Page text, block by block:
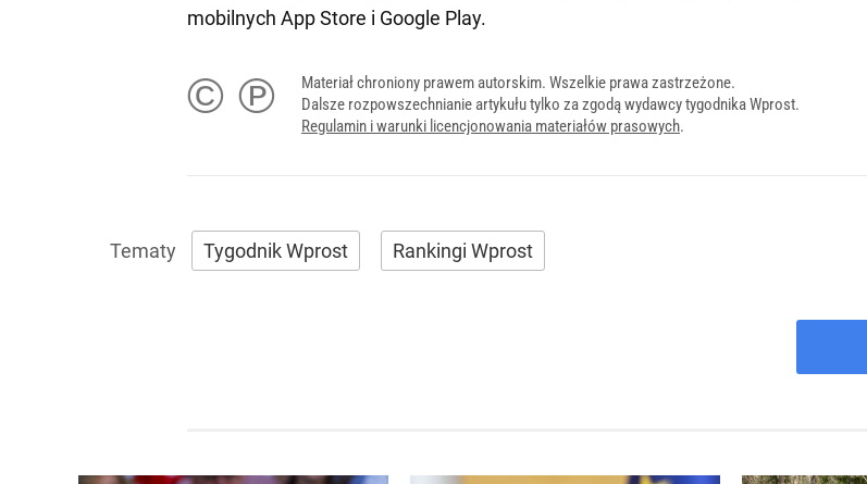
mobilnych App Store i Google Play.
© ℗
Materiał chroniony prawem autorskim. Wszelkie prawa zastrzeżone.
Dalsze rozpowszechnianie artykułu tylko za zgodą wydawcy tygodnika Wprost.
Regulamin i warunki licencjonowania materiałów prasowych.
Tygodnik Wprost Rankingi Wprost